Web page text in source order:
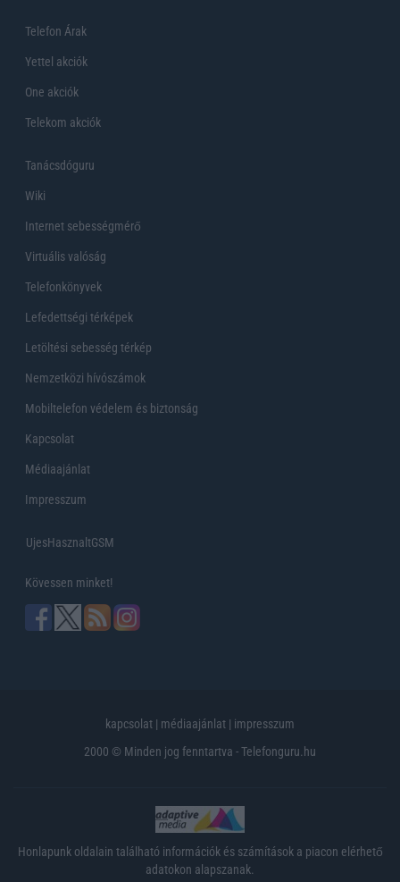
Telefon Árak
Yettel akciók
One akciók
Telekom akciók
Tanácsdóguru
Wiki
Internet sebességmérő
Virtuális valóság
Telefonkönyvek
Lefedettségi térképek
Letöltési sebesség térkép
Nemzetközi hívószámok
Mobiltelefon védelem és biztonság
Kapcsolat
Médiaajánlat
Impresszum
UjesHasznaltGSM
Kövessen minket!
kapcsolat | médiaajánlat | impresszum
2000 © Minden jog fenntartva - Telefonguru.hu
Honlapunk oldalain található információk és számítások a piacon elérhető
adatokon alapszanak.